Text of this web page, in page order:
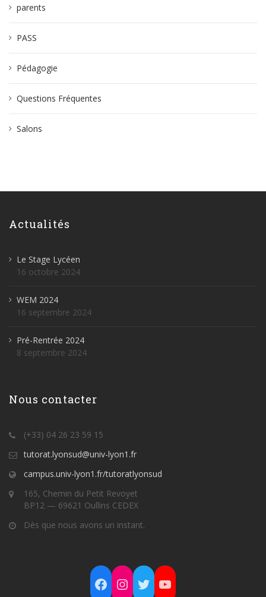
parents
PASS
Pédagogie
Questions Fréquentes
Salons
Actualités
Le Stage Lycéen
16 octobre 2024
WEM 2024
16 septembre 2024
Pré-Rentrée 2024
8 septembre 2024
Nous contacter
(+33) 04 26 23 59 15
tutorat.lyonsud@univ-lyon1.fr
campus.univ-lyon1.fr/tutoratlyonsud
165, Chemin du Petit Revoyet
BP12 — 69621 Oullins CEDEX
Dès que nous avons un instant.
Facebook Instagram Twitter YouTube